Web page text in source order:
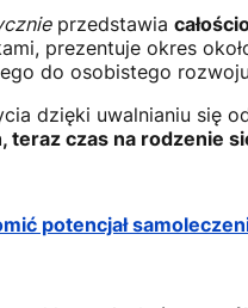
przedstawia
prezentuje okres
do osobistego
dzięki uwalnianiu się
teraz czas na rodzenie
potencjał